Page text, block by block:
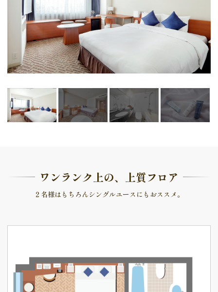
ワンランク上の、上質フロア
２名様はもちろんシングルユースにもおススメ。